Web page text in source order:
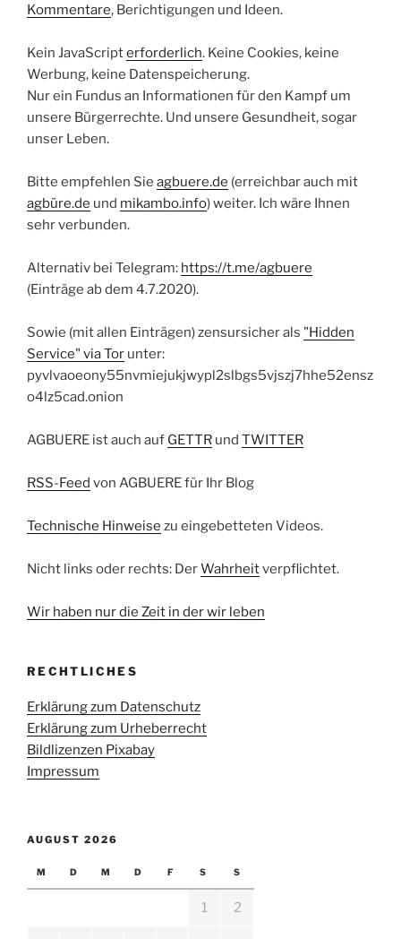
Kommentare, Berichtigungen und Ideen.
Kein JavaScripterforderlich. Keine Cookies, keine
Werbung, keine Datenspeicherung.
Nur ein Fundus an Informationen für den Kampf um
unsere Bürgerrechte. Und unsere Gesundheit, sogar
unser Leben.
Bitte empfehlen Sie agbuere.de (erreichbar auch mit
agbüre.de und mikambo.info) weiter. Ich wäre Ihnen
sehr verbunden.
Alternativ bei Telegram: https://t.me/agbuere
(Einträge ab dem 4.7.2020).
Sowie (mit allen Einträgen) zensursicher als "Hidden
Service" via Tor unter:
pyvlvaoeony55nvmiejukjwypl2slbgs5vjszj7hhe52ensz
o4lz5cad.onion
AGBUERE ist auch auf GETTR und TWITTER
RSS-Feed von AGBUERE für Ihr Blog
Technische Hinweise zu eingebetteten Videos.
Nicht links oder rechts: DerWahrheitverpflichtet.
Wir haben nur die Zeit in der wir leben
RECHTLICHES
Erklärung zum Datenschutz
Erklärung zum Urheberrecht
Bildlizenzen Pixabay
Impressum
AUGUST 2026
M D M D F S S
1 2